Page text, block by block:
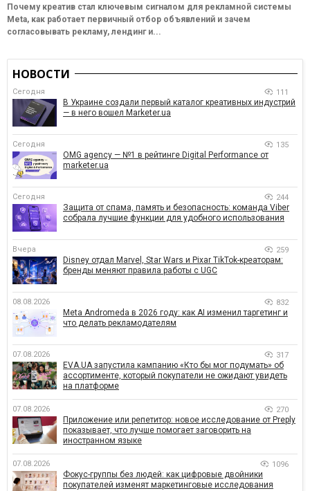
Почему креатив стал ключевым сигналом для рекламной системы
Meta, как работает первичный отбор объявлений и зачем
согласовывать рекламу, лендинг и...
НОВОСТИ
Сегодня 111
В Украине создали первый каталог креативных индустрий
— в него вошел Marketer.ua
Сегодня 135
OMG agency — №1 в рейтинге Digital Performance от
marketer.ua
Сегодня 244
Защита от спама, память и безопасность: команда Viber
собрала лучшие функции для удобного использования
Вчера 259
Disney отдал Marvel, Star Wars и Pixar TikTok-креаторам:
бренды меняют правила работы с UGC
08.08.2026 832
Meta Andromeda в 2026 году: как AI изменил таргетинг и
что делать рекламодателям
07.08.2026 317
EVA.UA запустила кампанию «Кто бы мог подумать» об
ассортименте, который покупатели не ожидают увидеть
на платформе
07.08.2026 270
Приложение или репетитор: новое исследование от Preply
показывает, что лучше помогает заговорить на
иностранном языке
07.08.2026 1096
Фокус-группы без людей: как цифровые двойники
покупателей изменят маркетинговые исследования